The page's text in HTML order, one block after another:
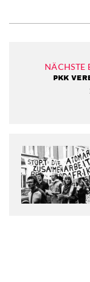
NÄCHSTE
PKK